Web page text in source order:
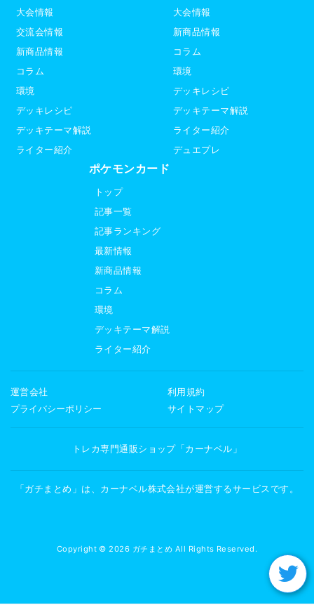
大会情報
交流会情報
新商品情報
コラム
環境
デッキレシピ
デッキテーマ解説
ライター紹介
大会情報
新商品情報
コラム
環境
デッキレシピ
デッキテーマ解説
ライター紹介
デュエプレ
ポケモンカード
トップ
記事一覧
記事ランキング
最新情報
新商品情報
コラム
環境
デッキテーマ解説
ライター紹介
運営会社
利用規約
プライバシーポリシー
サイトマップ
トレカ専門通販ショップ「カーナベル」
「ガチまとめ」は、カーナベル株式会社が運営するサービスです。
Copyright © 2026 ガチまとめ All Rights Reserved.